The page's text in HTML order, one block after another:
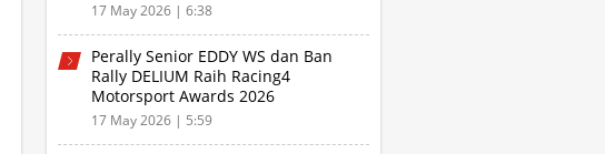
17 May 2026 | 6:38
Perally Senior EDDY WS dan Ban
Rally DELIUM Raih Racing4
Motorsport Awards 2026
17 May 2026 | 5:59